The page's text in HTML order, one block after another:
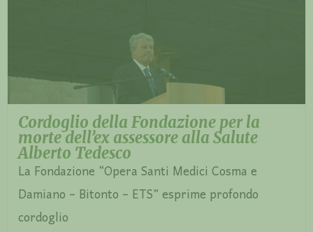
Cordoglio della Fondazione per la
morte dell’ex assessore alla Salute
Alberto Tedesco
La Fondazione “Opera Santi Medici Cosma e
Damiano – Bitonto – ETS” esprime profondo
cordoglio